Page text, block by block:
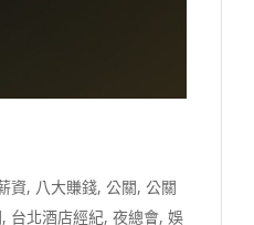
資, 八大賺錢,公關,公關
, 台北酒店經紀,夜總會,娛